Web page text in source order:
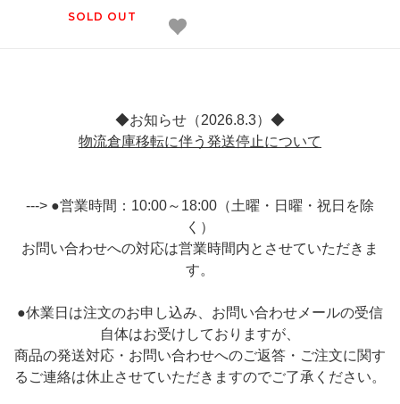
SOLD OUT
◆お知らせ（2026.8.3）◆
物流倉庫移転に伴う発送停止について
---> ●営業時間：10:00～18:00（土曜・日曜・祝日を除
く）
お問い合わせへの対応は営業時間内とさせていただきま
す。
●休業日は注文のお申し込み、お問い合わせメールの受信
自体はお受けしておりますが、
商品の発送対応・お問い合わせへのご返答・ご注文に関す
るご連絡は休止させていただきますのでご了承ください。